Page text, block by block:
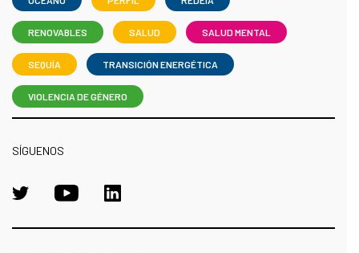
RENOVABLES SALUD SALUD MENTAL
SEQUÍA TRANSICIÓN ENERGÉTICA
VIOLENCIA DE GÉNERO
SÍGUENOS